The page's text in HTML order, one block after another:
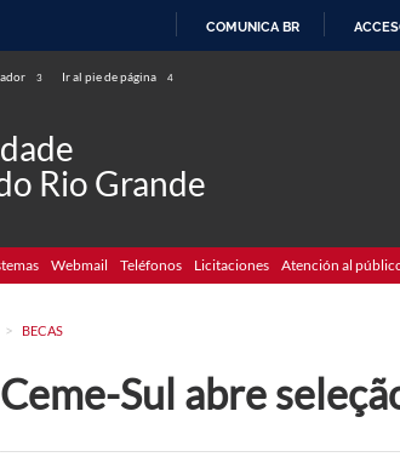
COMUNICA BR
3 Ir al pie de página 4
Rio Grande
Webmail Teléfonos Licitaciones Atención al
> BECAS
Ceme-Sul abre